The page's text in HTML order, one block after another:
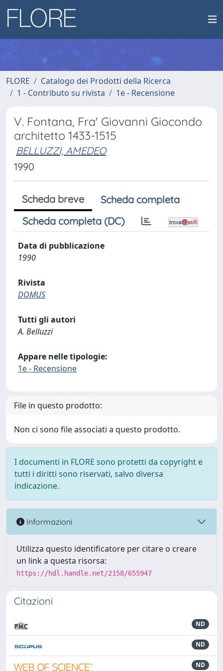
FLORE
Catalogo dei Prodotti della Ricerca
1 - Contributo su rivista
1e - Recensione
V. Fontana, Fra' Giovanni Giocondo
architetto 1433-1515
BELLUZZI, AMEDEO
1990
Scheda breve
Scheda completa
Scheda completa (DC)
Data di pubblicazione
1990
Rivista
DOMUS
Tutti gli autori
A. Belluzzi
Appare nelle tipologie:
1e - Recensione
File in questo prodotto:
Non ci sono file associati a questo prodotto.
I documenti in FLORE sono protetti da copyright e
tutti i diritti sono riservati, salvo diversa
indicazione.
Informazioni
Utilizza questo identificatore per citare o creare
un link a questa risorsa:
https://hdl.handle.net/2158/655947
Citazioni
ND
ND
ND